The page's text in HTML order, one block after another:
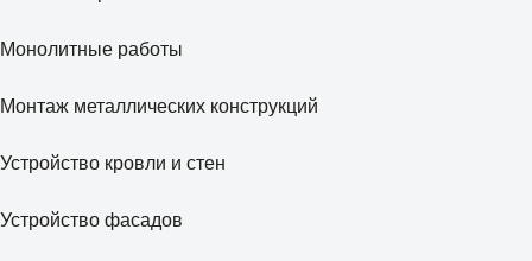
Монолитные работы
Монтаж металлических конструкций
Устройство кровли и стен
Устройство фасадов